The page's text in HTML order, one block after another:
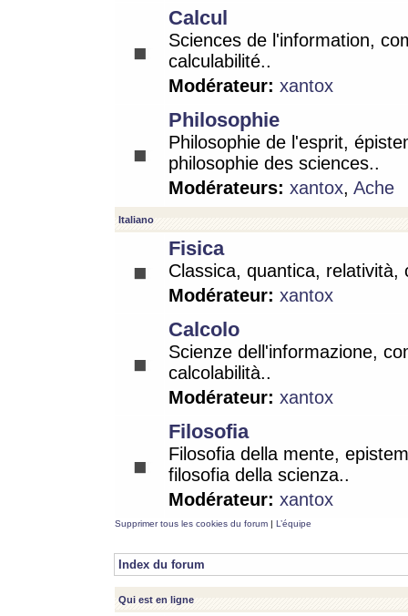
Calcul
Sciences de l'information,
calculabilité..
Modérateur: xantox
Philosophie
Philosophie de l'esprit,
philosophie des sciences..
Modérateurs: xantox, Ache
Italiano
Fisica
Classica, quantica, relatività,
Modérateur: xantox
Calcolo
Scienze dell'informazione,
calcolabilità..
Modérateur: xantox
Filosofia
Filosofia della mente,
filosofia della scienza..
Modérateur: xantox
Supprimer tous les cookies du forum | L’équipe
Index du forum
Qui est en ligne